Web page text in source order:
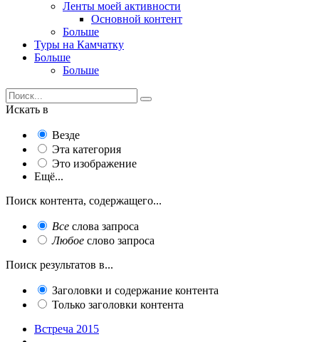
Ленты моей активности
Основной контент
Больше
Туры на Камчатку
Больше
Больше
Искать в
Везде
Эта категория
Это изображение
Ещё...
Поиск контента, содержащего...
Все слова запроса
Любое слово запроса
Поиск результатов в...
Заголовки и содержание контента
Только заголовки контента
Встреча 2015